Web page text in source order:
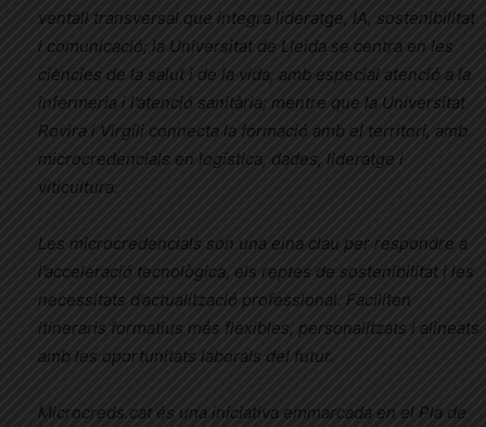
ventall transversal que integra lideratge, IA, sostenibilitat
i comunicació; la Universitat de Lleida se centra en les
ciències de la salut i de la vida, amb especial atenció a la
infermeria i l’atenció sanitària; mentre que la Universitat
Rovira i Virgili connecta la formació amb el territori, amb
microcredencials en logística, dades, lideratge i
viticultura.
Les microcredencials són una eina clau per respondre a
l’acceleració tecnològica, els reptes de sostenibilitat i les
necessitats d’actualització professional. Faciliten
itineraris formatius més flexibles, personalitzats i alineats
amb les oportunitats laborals del futur.
Microcreds.cat és una iniciativa emmarcada en el Pla de